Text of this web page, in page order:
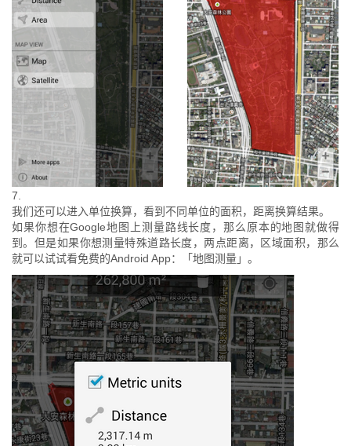
7.
我们还可以进入单位换算，看到不同单位的面积，距离换算结果。
如果你想在Google地图上测量路线长度，那么原本的地图就做得
到。但是如果你想测量特殊道路长度，两点距离，区域面积，那么
就可以试试看免费的Android App：「地图测量」。